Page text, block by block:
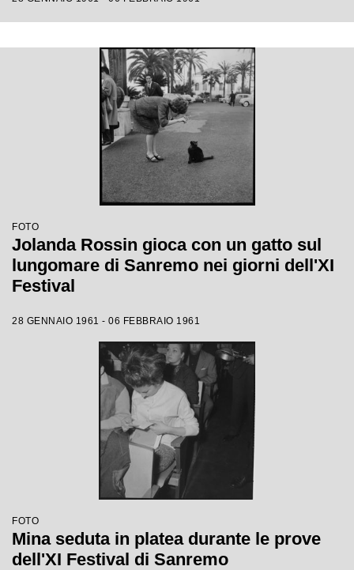
FOTO
Jolanda Rossin gioca con un gatto sul
lungomare di Sanremo nei giorni dell'XI
Festival
28 GENNAIO 1961 - 06 FEBBRAIO 1961
FOTO
Mina seduta in platea durante le prove
dell'XI Festival di Sanremo